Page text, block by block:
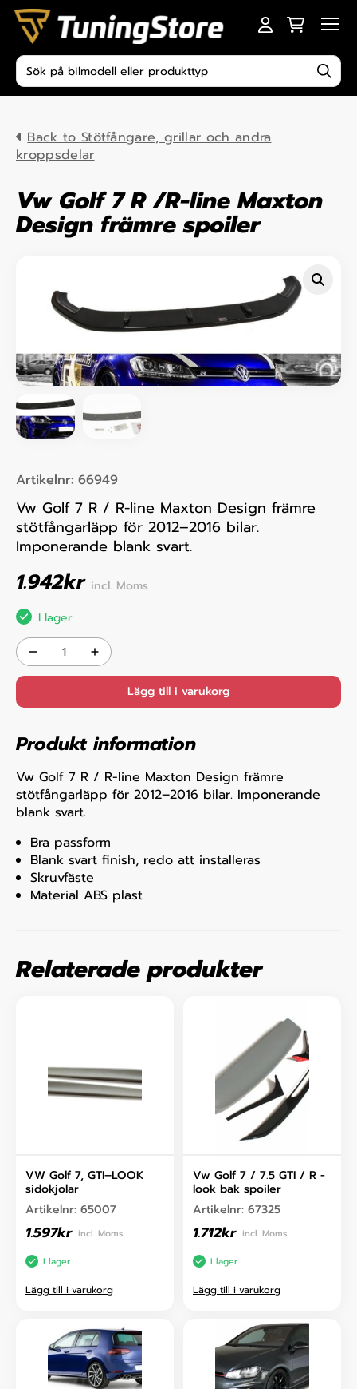
Skip to content
Produktsökning
Back to Stötfångare, grillar och andra
kroppsdelar
Vw Golf 7 R /R-line Maxton
Design främre spoiler
Artikelnr: 66949
Vw Golf 7 R / R-line Maxton Design främre
stötfångarläpp för 2012–2016 bilar.
Imponerande blank svart.
1.942kr incl. Moms
I lager
Lägg till i varukorg
Produkt information
Vw Golf 7 R / R-line Maxton Design främre
stötfångarläpp för 2012–2016 bilar. Imponerande
blank svart.
Bra passform
Blank svart finish, redo att installeras
Skruvfäste
Material ABS plast​
Relaterade produkter
VW Golf 7, GTI–LOOK
sidokjolar
Artikelnr: 65007
1.597kr incl. Moms
I lager
Lägg till i varukorg
Vw Golf 7 / 7.5 GTI / R -
look bak spoiler
Artikelnr: 67325
1.712kr incl. Moms
I lager
Lägg till i varukorg